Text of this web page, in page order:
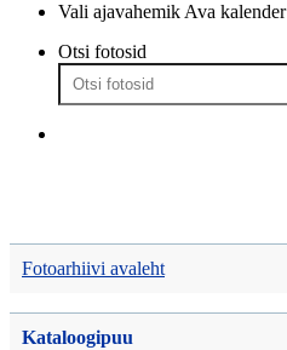
Vali ajavahemik Ava kalender
Otsi fotosid
Fotoarhiivi avaleht
Kataloogipuu